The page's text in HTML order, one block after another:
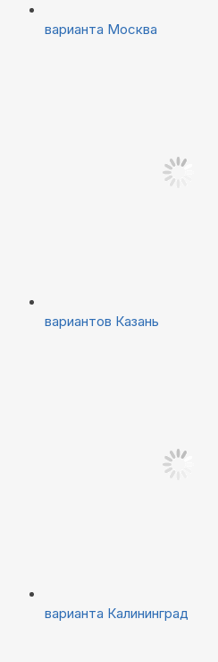
варианта Москва
вариантов Казань
варианта Калининград